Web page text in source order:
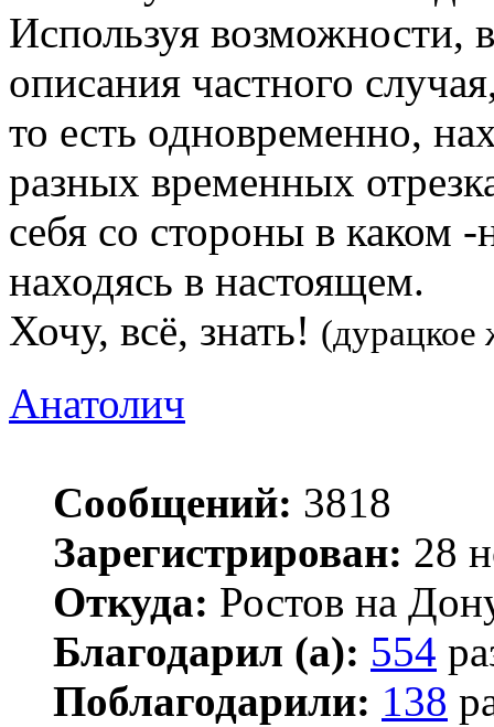
Используя возможности,
описания частного
то есть одновременно,
разных временных
себя со стороны в каком
находясь в настоящем.
Хочу, всё, знать! (дурацкое
Анатолич
Сообщений: 3818
Зарегистрирован: 28
Откуда: Ростов на
Благодарил (а): 554
Поблагодарили: 138